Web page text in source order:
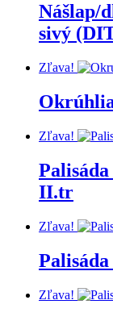
Nášlap/
sivý
Zľava!
Zľava!
II.tr
Zľava!
Zľava!